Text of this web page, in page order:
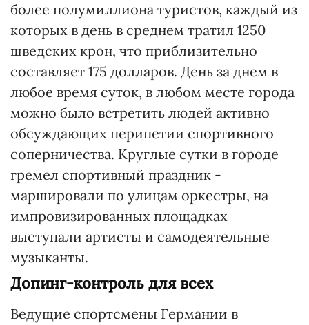
более полумиллиона туристов, каждый из
которых в день в среднем тратил 1250
шведских крон, что приблизительно
составляет 175 долларов. День за днем в
любое время суток, в любом месте города
можно было встретить людей активно
обсуждающих перипетии спортивного
соперничества. Круглые сутки в городе
гремел спортивный праздник -
маршировали по улицам оркестры, на
импровизированных площадках
выступали артисты и самодеятельные
музыканты.
Допинг-контроль для всех
Ведущие спортсмены Германии в